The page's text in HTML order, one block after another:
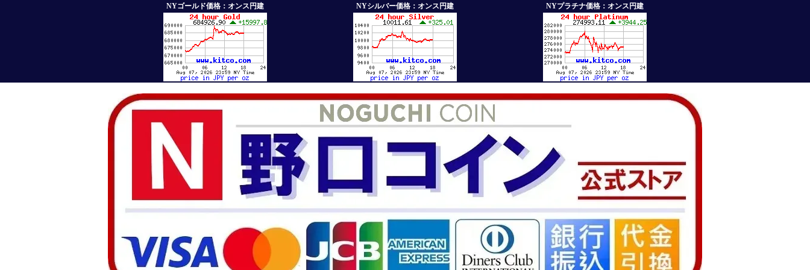
NYゴールド価格：オンス円建 NYシルバー価格：オンス円建 NYプラチナ価格：オンス円建